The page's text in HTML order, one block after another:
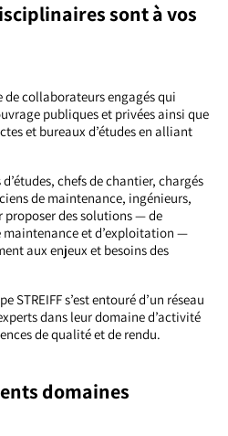
sont à vos
de collaborateurs engagés qui
publiques et privées ainsi que
et bureaux d’études en alliant
chefs de chantier, chargés
de maintenance, ingénieurs,
des solutions — de
et d’exploitation —
aux enjeux et besoins des
STREIFF s’est entouré d’un réseau
dans leur domaine d’activité
de qualité et de rendu.
domaines